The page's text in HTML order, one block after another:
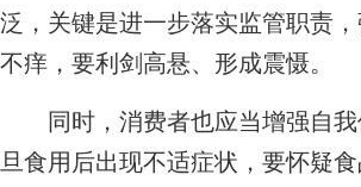
泛，关键是进一步落实监管职责
不痒，要利剑高悬、形成震慑。
同时，消费者也应当增强自我
旦食用后出现不适症状，要怀疑